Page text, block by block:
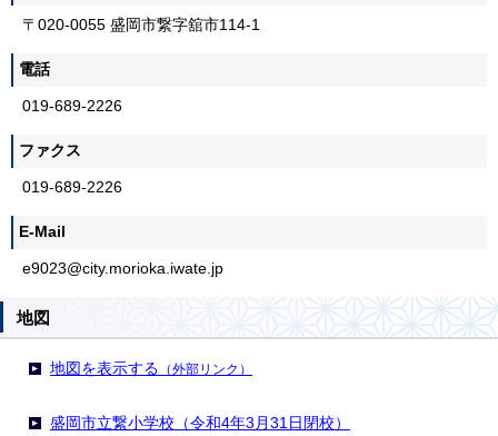
〒020-0055 盛岡市繋字舘市114-1
電話
019-689-2226
ファクス
019-689-2226
E-Mail
e9023@city.morioka.iwate.jp
地図
地図を表示する （外部リンク）
盛岡市立繋小学校（令和4年3月31日閉校）